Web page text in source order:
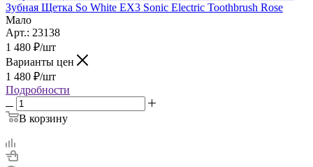
Зубная Щетка So White EX3 Sonic Electric Toothbrush Rose
Мало
Арт.: 23138
1 480 ₽/шт
Варианты цен
1 480 ₽/шт
Подробности
В корзину